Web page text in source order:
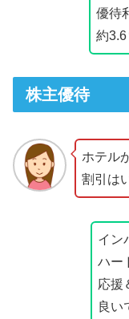
優待
約3.6
株主優待
ホテル
割引は
イン
ハー
応援
良い